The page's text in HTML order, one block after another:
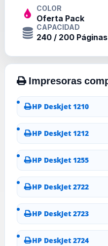
COLOR
Oferta Pack
CAPACIDAD
240 / 200 Páginas
HP Deskjet 1210
HP DeskJet 1212
HP DeskJet 1255
HP DeskJet 2722
HP DeskJet 2723
HP DeskJet 2724